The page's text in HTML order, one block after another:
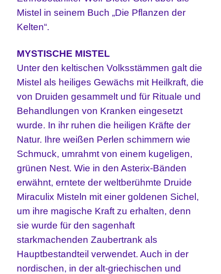
Mistel in seinem Buch „Die Pflanzen der
Kelten“.
MYSTISCHE MISTEL
Unter den keltischen Volksstämmen galt die
Mistel als heiliges Gewächs mit Heilkraft, die
von Druiden gesammelt und für Rituale und
Behandlungen von Kranken eingesetzt
wurde. In ihr ruhen die heiligen Kräfte der
Natur. Ihre weißen Perlen schimmern wie
Schmuck, umrahmt von einem kugeligen,
grünen Nest. Wie in den Asterix-Bänden
erwähnt, erntete der weltberühmte Druide
Miraculix Misteln mit einer goldenen Sichel,
um ihre magische Kraft zu erhalten, denn
sie wurde für den sagenhaft
starkmachenden Zaubertrank als
Hauptbestandteil verwendet. Auch in der
nordischen, in der alt-griechischen und